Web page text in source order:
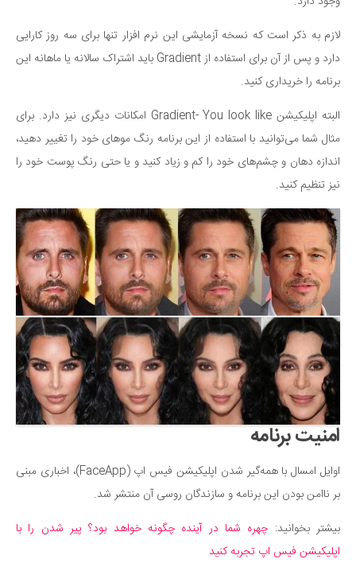
علمی
فناوری‌ها
نجوم و هوا فضا
زمین و محیط زیست
خودرو
سرگرمی
دانستنی‌ها
بازی
طنز
فال
مسابقه
اخبار
لازم به ذکر است که نسخه آزمایشی این نرم افزار تنها برای سه روز کارایی
دارد و پس از آن برای استفاده از Gradient باید اشتراک سالانه یا ماهانه این
برنامه را خریداری کنید.
البته اپلیکیشن Gradient- You look like امکانات دیگری نیز دارد. برای
مثال شما می‌توانید با استفاده از این برنامه رنگ موهای خود را تغییر دهید،
اندازه دهان و چشم‌های خود را کم و زیاد کنید و یا حتی رنگ پوست خود را
نیز تنظیم کنید.
امنیت برنامه
اوایل امسال با همه‌گیر شدن اپلیکیشن فیس اپ (FaceApp)، اخباری مبنی
بر ناامن بودن این برنامه و سازندگان روسی آن منتشر شد.
بیشتر بخوانید: چهره شما در آینده چگونه خواهد بود؟ پیر شدن را با
اپلیکیشن فیس اپ تجربه کنید